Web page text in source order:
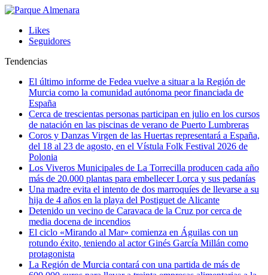
Likes
Seguidores
Tendencias
El último informe de Fedea vuelve a situar a la Región de
Murcia como la comunidad autónoma peor financiada de
España
Cerca de trescientas personas participan en julio en los cursos
de natación en las piscinas de verano de Puerto Lumbreras
Coros y Danzas Virgen de las Huertas representará a España,
del 18 al 23 de agosto, en el Vístula Folk Festival 2026 de
Polonia
Los Viveros Municipales de La Torrecilla producen cada año
más de 20.000 plantas para embellecer Lorca y sus pedanías
Una madre evita el intento de dos marroquíes de llevarse a su
hija de 4 años en la playa del Postiguet de Alicante
Detenido un vecino de Caravaca de la Cruz por cerca de
media docena de incendios
El ciclo «Mirando al Mar» comienza en Águilas con un
rotundo éxito, teniendo al actor Ginés García Millán como
protagonista
La Región de Murcia contará con una partida de más de